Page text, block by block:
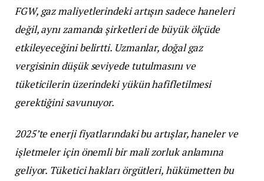
FGW, gaz maliyetlerindeki artışın sadece haneleri
değil, aynı zamanda şirketleri de büyük ölçüde
etkileyeceğini belirtti. Uzmanlar, doğal gaz
vergisinin düşük seviyede tutulmasını ve
tüketicilerin üzerindeki yükün hafifletilmesi
gerektiğini savunuyor.
2025’te enerji fiyatlarındaki bu artışlar, haneler ve
işletmeler için önemli bir mali zorluk anlamına
geliyor. Tüketici hakları örgütleri, hükümetten bu